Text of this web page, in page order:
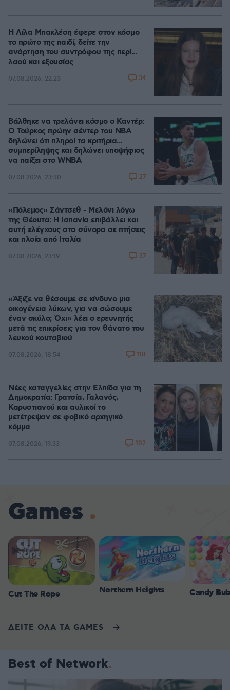
Η Λίλα Μπακλέση έφερε στον κόσμο
το πρώτο της παιδί, δείτε την
ανάρτηση του συντρόφου της περί...
λαού και εξουσίας
07.08.2026, 22:23 34
Βάλθηκε να τρελάνει κόσμο ο Καντέρ:
Ο Τούρκος πρώην σέντερ του NBA
δηλώνει ότι πληροί τα κριτήρια...
συμπερίληψης και δηλώνει υποψήφιος
να παίξει στο WNBA
07.08.2026, 23:30 27
«Πόλεμος» Σάντσεθ - Μελόνι λόγω
της Θέουτα: Η Ισπανία επιβάλλει και
αυτή ελέγχους στα σύνορα σε πτήσεις
και πλοία από Ιταλία
07.08.2026, 23:19 37
«Άξιζε να θέσουμε σε κίνδυνο μια
οικογένεια λύκων, για να σώσουμε
έναν σκύλο; Όχι» λέει ο ερευνητής
μετά τις επικρίσεις για τον θάνατο του
λευκού κουταβιού
07.08.2026, 18:54 118
Νέες καταγγελίες στην Ελπίδα για τη
Δημοκρατία: Γρατσία, Γαλανός,
Καρυστιανού και αυλικοί το
μετέτρεψαν σε φοβικό αρχηγικό
κόμμα
07.08.2026, 19:33 102
Games
Cut The Rope Northern Heights Candy
ΔΕΙΤΕ ΟΛΑ ΤΑ GAMES
Best of Network